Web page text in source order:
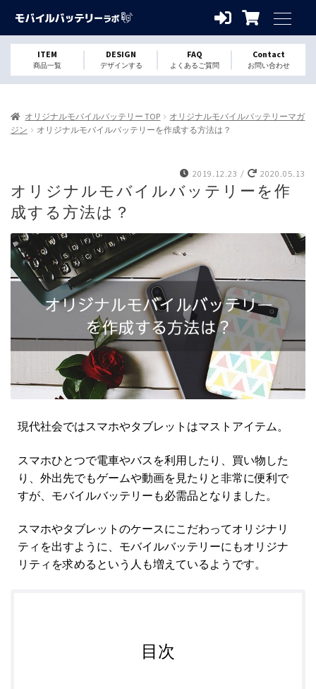
ITEM
商品一覧
DESIGN
デザインする
FAQ
よくあるご質問
Contact
お問い合わせ
オリジナルモバイルバッテリー TOP
オリジナルモバイルバッテリーマガ
ジン
オリジナルモバイルバッテリーを作成する方法は？
2019.12.23 / 2020.05.13
オリジナルモバイルバッテリーを作
成する方法は？
現代社会ではスマホやタブレットはマストアイテム。
スマホひとつで電車やバスを利用したり、買い物した
り、外出先でもゲームや動画を見たりと非常に便利で
すが、モバイルバッテリーも必需品となりました。
スマホやタブレットのケースにこだわってオリジナリ
ティを出すように、モバイルバッテリーにもオリジナ
リティを求めるという人も増えているようです。
目次